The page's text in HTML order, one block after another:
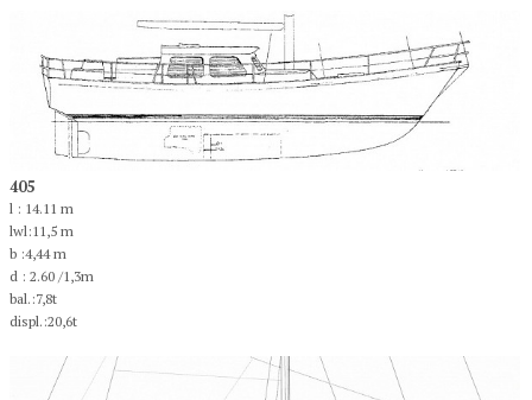
405
l : 14.11 m
lwl:11,5 m
b :4,44 m
d : 2.60 /1,3m
bal.:7,8t
displ.:20,6t